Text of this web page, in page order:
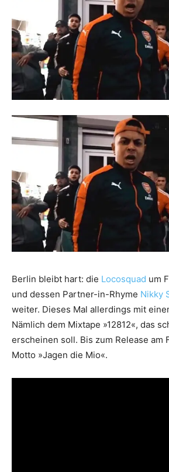
Berlin bleibt hart: die Locosquad um
und dessen Partner-in-Rhyme Nikky
weiter. Dieses Mal allerdings mit
Nämlich dem Mixtape »12812«, das
erscheinen soll. Bis zum Release am
Motto »Jagen die Mio«.